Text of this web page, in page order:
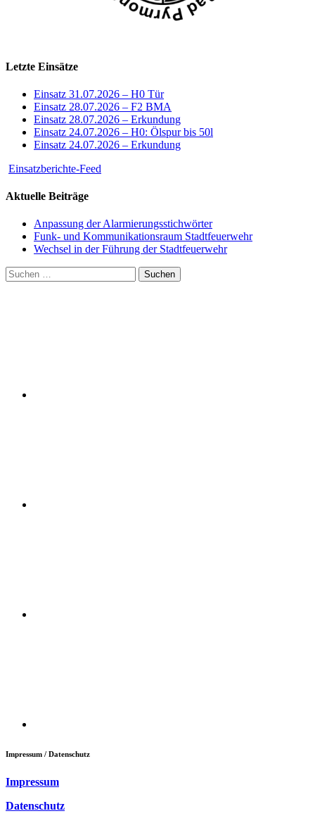
Letzte Einsätze
Einsatz 31.07.2026 – H0 Tür
Einsatz 28.07.2026 – F2 BMA
Einsatz 28.07.2026 – Erkundung
Einsatz 24.07.2026 – H0: Ölspur bis 50l
Einsatz 24.07.2026 – Erkundung
Einsatzberichte-Feed
Aktuelle Beiträge
Anpassung der Alarmierungsstichwörter
Funk- und Kommunikationsraum Stadtfeuerwehr
Wechsel in der Führung der Stadtfeuerwehr
Suchen
nach:
Impressum / Datenschutz
Impressum
Datenschutz